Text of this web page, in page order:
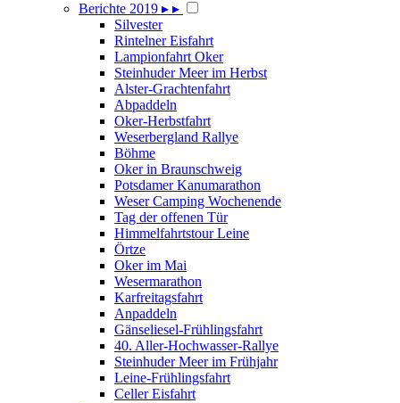
Berichte 2019 ▸ ▸
Silvester
Rintelner Eisfahrt
Lampionfahrt Oker
Steinhuder Meer im Herbst
Alster-Grachtenfahrt
Abpaddeln
Oker-Herbstfahrt
Weserbergland Rallye
Böhme
Oker in Braunschweig
Potsdamer Kanumarathon
Weser Camping Wochenende
Tag der offenen Tür
Himmelfahrtstour Leine
Örtze
Oker im Mai
Wesermarathon
Karfreitagsfahrt
Anpaddeln
Gänseliesel-Frühlingsfahrt
40. Aller-Hochwasser-Rallye
Steinhuder Meer im Frühjahr
Leine-Frühlingsfahrt
Celler Eisfahrt